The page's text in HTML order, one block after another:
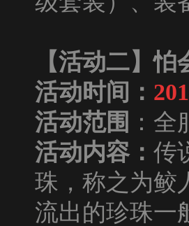
【活动二】
活动时间：
活动范围 ：全
活动内容： 传
珠，称之为鲛
流出的珍珠一